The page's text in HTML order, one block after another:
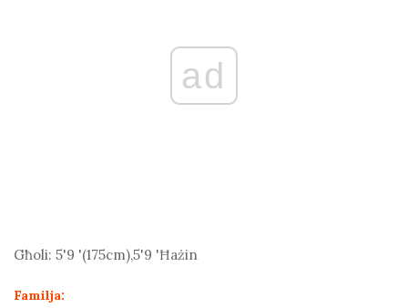
ad
Għoli: 5'9 '(175cm),5'9 'Ħażin
Familja: